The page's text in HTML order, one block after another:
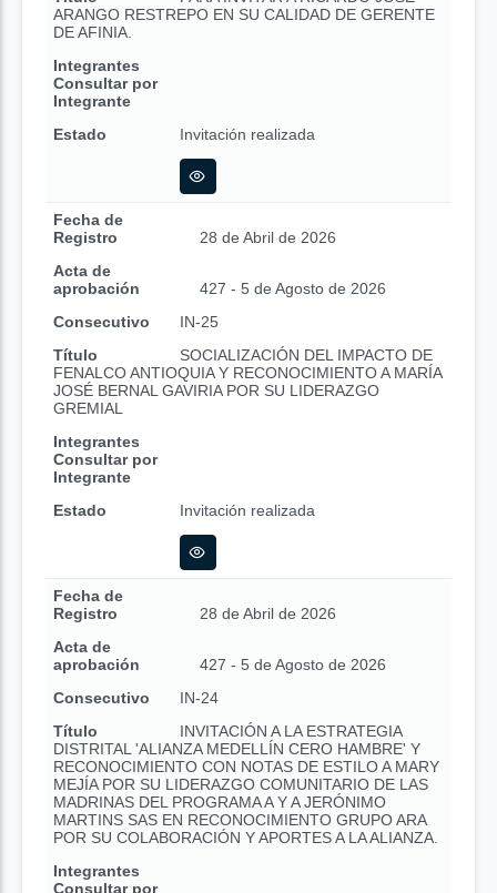
ARANGO RESTREPO EN SU CALIDAD DE GERENTE
DE AFINIA.
Integrantes
Consultar por
Integrante
Estado
Invitación realizada
Fecha de
Registro
28 de Abril de 2026
Acta de
aprobación
427 - 5 de Agosto de 2026
Consecutivo
IN-25
Título
SOCIALIZACIÓN DEL IMPACTO DE
FENALCO ANTIOQUIA Y RECONOCIMIENTO A MARÍA
JOSÉ BERNAL GAVIRIA POR SU LIDERAZGO
GREMIAL
Integrantes
Consultar por
Integrante
Estado
Invitación realizada
Fecha de
Registro
28 de Abril de 2026
Acta de
aprobación
427 - 5 de Agosto de 2026
Consecutivo
IN-24
Título
INVITACIÓN A LA ESTRATEGIA
DISTRITAL 'ALIANZA MEDELLÍN CERO HAMBRE' Y
RECONOCIMIENTO CON NOTAS DE ESTILO A MARY
MEJÍA POR SU LIDERAZGO COMUNITARIO DE LAS
MADRINAS DEL PROGRAMA A Y A JERÓNIMO
MARTINS SAS EN RECONOCIMIENTO GRUPO ARA
POR SU COLABORACIÓN Y APORTES A LA ALIANZA.
Integrantes
Consultar por